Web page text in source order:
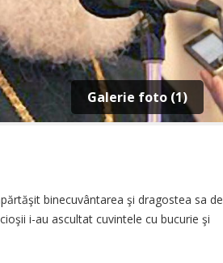
Galerie foto (1)
binecuvântarea şi dragostea sa de
i-au ascultat cuvintele cu bucurie şi